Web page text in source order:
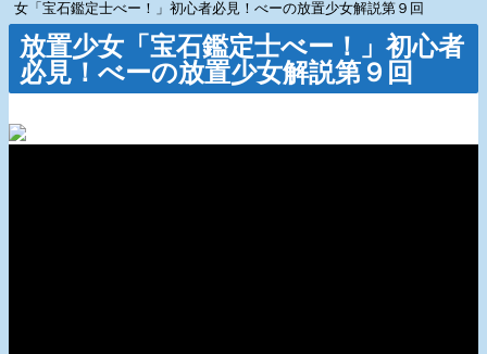
女「宝石鑑定士べー！」初心者必見！べーの放置少女解説第９回
放置少女「宝石鑑定士べー！」初心者
必見！べーの放置少女解説第９回